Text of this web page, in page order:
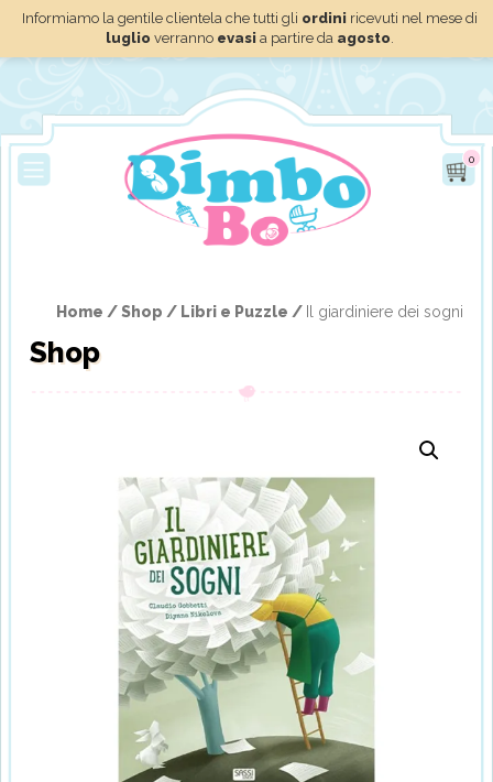
Informiamo la gentile clientela che tutti gli ordini ricevuti nel mese di
luglio verranno evasi a partire da agosto.
0
Home /Shop / Libri e Puzzle / Il giardiniere dei sogni
Shop